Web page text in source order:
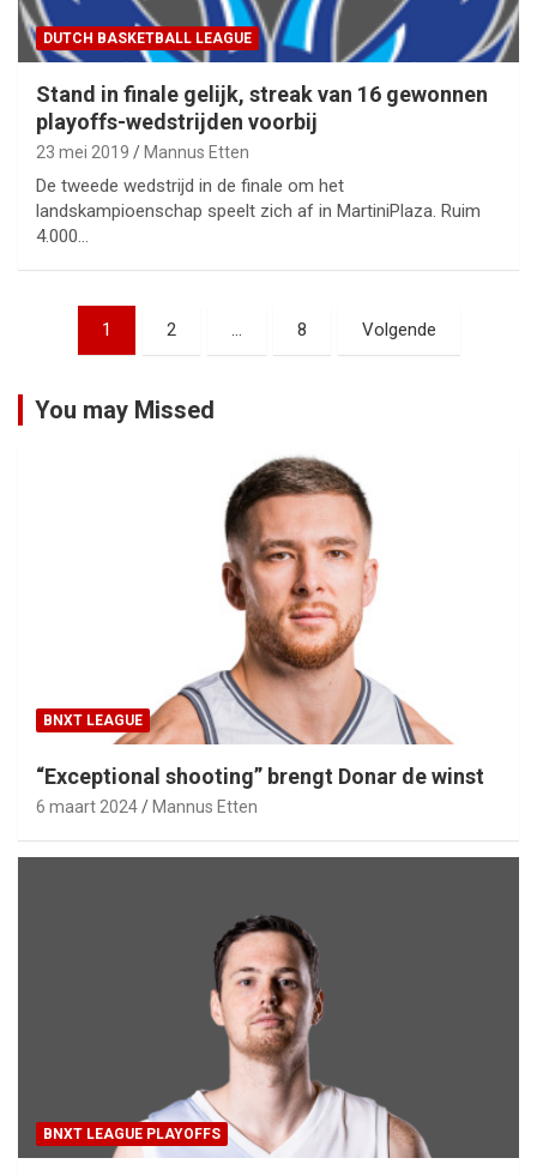
DUTCH BASKETBALL LEAGUE
Stand in finale gelijk, streak van 16 gewonnen
playoffs-wedstrijden voorbij
23 mei 2019 Mannus Etten
De tweede wedstrijd in de finale om het
landskampioenschap speelt zich af in MartiniPlaza. Ruim
4.000…
Berichtnavigatie
1 2 … 8 Volgende
You may Missed
BNXT LEAGUE
“Exceptional shooting” brengt Donar de winst
6 maart 2024 Mannus Etten
BNXT LEAGUE PLAYOFFS